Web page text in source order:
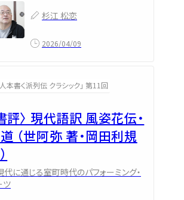
杉江 松恋
2026/04/09
人本書く派列伝 クラシック」 第11回
評〉 現代語訳 風姿花伝・
（世阿弥 著・岡田利規
代に通じる室町時代のパフォーミング・
ツ